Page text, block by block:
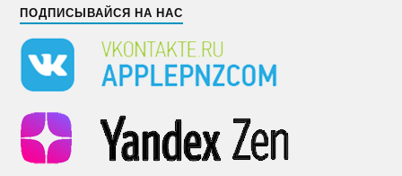
ПОДПИСЫВАЙСЯ НА НАС